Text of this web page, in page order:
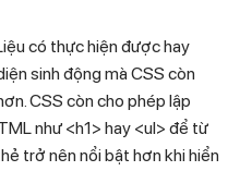
có thực hiện được hay
sinh động mà CSS còn
CSS còn cho phép lập
như <h1> hay <ul> để từ
trở nên nổi bật hơn khi hiển